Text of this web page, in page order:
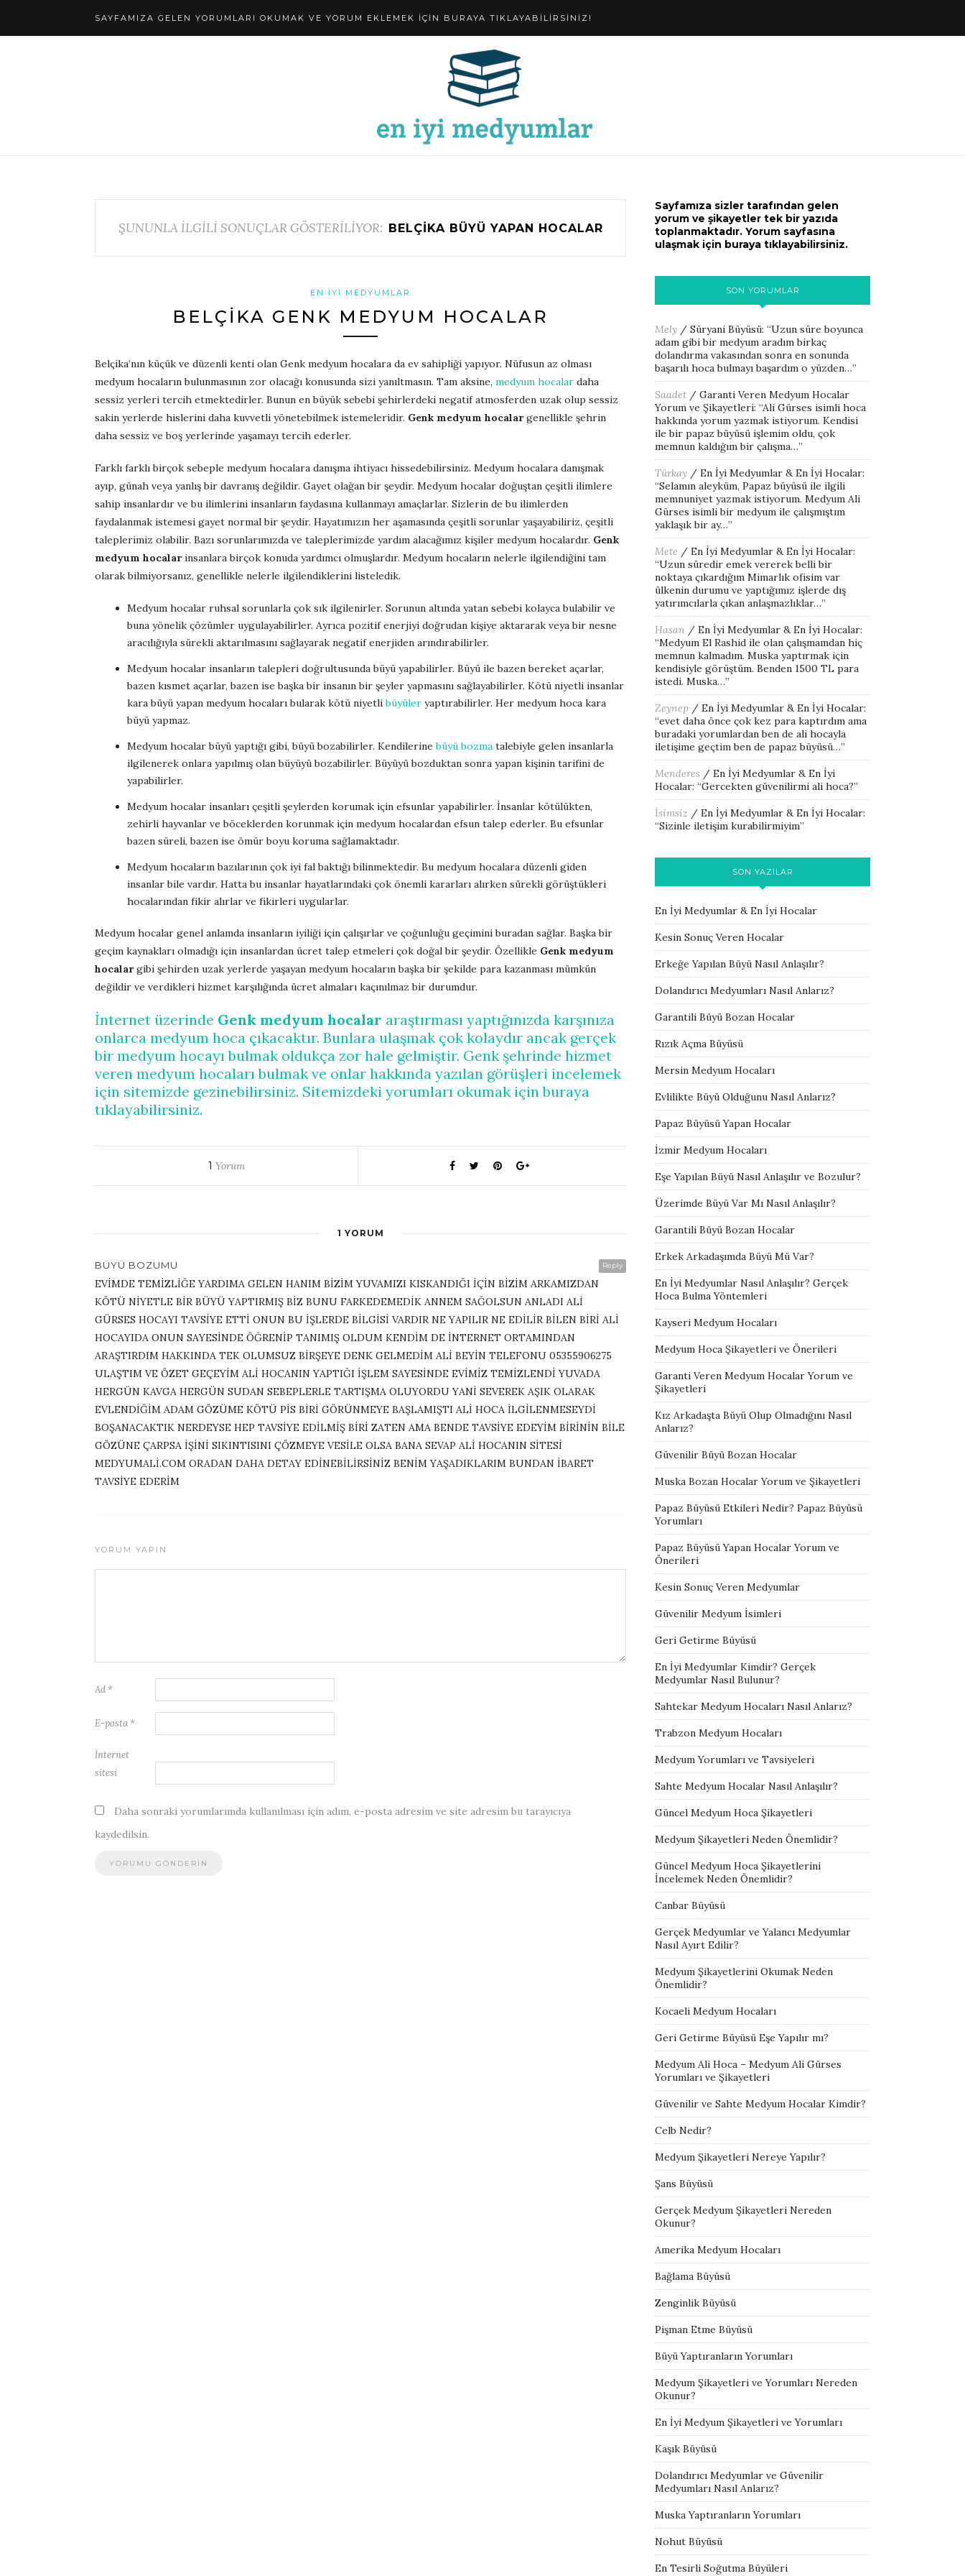
SAYFAMIZA GELEN YORUMLARI OKUMAK VE YORUM EKLEMEK IÇIN BURAYA TIKLAYABILIRSINIZ!
ŞUNUNLA İLGİLİ SONUÇLAR GÖSTERİLİYOR: BELÇIKA BÜYÜ YAPAN HOCALAR
EN İYI MEDYUMLAR
BELÇIKA GENK MEDYUM HOCALAR
Belçika’nın küçük ve düzenli kenti olan Genk medyum hocalara da ev sahipliği yapıyor. Nüfusun az olması
medyum hocaların bulunmasının zor olacağı konusunda sizi yanıltmasın. Tam aksine, medyum hocalar daha
sessiz yerleri tercih etmektedirler. Bunun en büyük sebebi şehirlerdeki negatif atmosferden uzak olup sessiz
sakin yerlerde hislerini daha kuvvetli yönetebilmek istemeleridir. Genk medyum hocalargenellikle şehrin
daha sessiz ve boş yerlerinde yaşamayı tercih ederler.
Farklı farklı birçok sebeple medyum hocalara danışma ihtiyacı hissedebilirsiniz. Medyum hocalara danışmak
ayıp, günah veya yanlış bir davranış değildir. Gayet olağan bir şeydir. Medyum hocalar doğuştan çeşitli ilimlere
sahip insanlardır ve bu ilimlerini insanların faydasına kullanmayı amaçlarlar. Sizlerin de bu ilimlerden
faydalanmak istemesi gayet normal bir şeydir. Hayatımızın her aşamasında çeşitli sorunlar yaşayabiliriz, çeşitli
taleplerimiz olabilir. Bazı sorunlarımızda ve taleplerimizde yardım alacağımız kişiler medyum hocalardır. Genk
medyum hocalarinsanlara birçok konuda yardımcı olmuşlardır. Medyum hocaların nelerle ilgilendiğini tam
olarak bilmiyorsanız, genellikle nelerle ilgilendiklerini listeledik.
Medyum hocalar ruhsal sorunlarla çok sık ilgilenirler. Sorunun altında yatan sebebi kolayca bulabilir ve
buna yönelik çözümler uygulayabilirler. Ayrıca pozitif enerjiyi doğrudan kişiye aktararak veya bir nesne
aracılığıyla sürekli aktarılmasını sağlayarak negatif enerjiden arındırabilirler.
Medyum hocalar insanların talepleri doğrultusunda büyü yapabilirler. Büyü ile bazen bereket açarlar,
bazen kısmet açarlar, bazen ise başka bir insanın bir şeyler yapmasını sağlayabilirler. Kötü niyetli insanlar
kara büyü yapan medyum hocaları bularak kötü niyetlibüyüler yaptırabilirler. Her medyum hoca kara
büyü yapmaz.
Medyum hocalar büyü yaptığı gibi, büyü bozabilirler. Kendilerinebüyü bozma talebiyle gelen insanlarla
ilgilenerek onlara yapılmış olan büyüyü bozabilirler. Büyüyü bozduktan sonra yapan kişinin tarifini de
yapabilirler.
Medyum hocalar insanları çeşitli şeylerden korumak için efsunlar yapabilirler. İnsanlar kötülükten,
zehirli hayvanlar ve böceklerden korunmak için medyum hocalardan efsun talep ederler. Bu efsunlar
bazen süreli, bazen ise ömür boyu koruma sağlamaktadır.
Medyum hocaların bazılarının çok iyi fal baktığı bilinmektedir. Bu medyum hocalara düzenli giden
insanlar bile vardır. Hatta bu insanlar hayatlarındaki çok önemli kararları alırken sürekli görüştükleri
hocalarından fikir alırlar ve fikirleri uygularlar.
Medyum hocalar genel anlamda insanların iyiliği için çalışırlar ve çoğunluğu geçimini buradan sağlar. Başka bir
geçim kaynakları olmadığı için insanlardan ücret talep etmeleri çok doğal bir şeydir. Özellikle Genk medyum
hocalargibi şehirden uzak yerlerde yaşayan medyum hocaların başka bir şekilde para kazanması mümkün
değildir ve verdikleri hizmet karşılığında ücret almaları kaçınılmaz bir durumdur.
İnternet üzerinde Genk medyum hocalar araştırması yaptığınızda karşınıza
onlarca medyum hoca çıkacaktır. Bunlara ulaşmak çok kolaydır ancak gerçek
bir medyum hocayı bulmak oldukça zor hale gelmiştir. Genk şehrinde hizmet
veren medyum hocaları bulmak ve onlar hakkında yazılan görüşleri incelemek
için sitemizde gezinebilirsiniz. Sitemizdeki yorumları okumak için buraya
tıklayabilirsiniz.
1 Yorum
1 YORUM
Reply
BÜYÜ BOZUMU
EVİMDE TEMİZLİĞE YARDIMA GELEN HANIM BİZİM YUVAMIZI KISKANDIĞI İÇİN BİZİM ARKAMIZDAN
KÖTÜ NİYETLE BİR BÜYÜ YAPTIRMIŞ BİZ BUNU FARKEDEMEDİK ANNEM SAĞOLSUN ANLADI ALİ
GÜRSES HOCAYI TAVSİYE ETTİ ONUN BU İŞLERDE BİLGİSİ VARDIR NE YAPILIR NE EDİLİR BİLEN BİRİ ALİ
HOCAYIDA ONUN SAYESİNDE ÖĞRENİP TANIMIŞ OLDUM KENDİM DE İNTERNET ORTAMINDAN
ARAŞTIRDIM HAKKINDA TEK OLUMSUZ BİRŞEYE DENK GELMEDİM ALİ BEYİN TELEFONU 05355906275
ULAŞTIM VE ÖZET GEÇEYİM ALİ HOCANIN YAPTIĞI İŞLEM SAYESİNDE EVİMİZ TEMİZLENDİ YUVADA
HERGÜN KAVGA HERGÜN SUDAN SEBEPLERLE TARTIŞMA OLUYORDU YANİ SEVEREK AŞIK OLARAK
EVLENDİĞİM ADAM GÖZÜME KÖTÜ PİS BİRİ GÖRÜNMEYE BAŞLAMIŞTI ALİ HOCA İLGİLENMESEYDİ
BOŞANACAKTIK NERDEYSE HEP TAVSİYE EDİLMİŞ BİRİ ZATEN AMA BENDE TAVSİYE EDEYİM BİRİNİN BİLE
GÖZÜNE ÇARPSA İŞİNİ SIKINTISINI ÇÖZMEYE VESİLE OLSA BANA SEVAP ALİ HOCANIN SİTESİ
MEDYUMALİ.COM ORADAN DAHA DETAY EDİNEBİLİRSİNİZ BENİM YAŞADIKLARIM BUNDAN İBARET
TAVSİYE EDERİM
YORUM YAPIN
Ad *
E-posta *
İnternet
sitesi
Daha sonraki yorumlarımda kullanılması için adım, e-posta adresim ve site adresim bu tarayıcıya
kaydedilsin.
Sayfamıza sizler tarafından gelen
yorum ve şikayetler tek bir yazıda
toplanmaktadır. Yorum sayfasına
ulaşmak için buraya tıklayabilirsiniz.
SON YORUMLAR
Mely / Süryani Büyüsü: “Uzun süre boyunca
adam gibi bir medyum aradım birkaç
dolandırma vakasından sonra en sonunda
başarılı hoca bulmayı başardım o yüzden…”
Saadet / Garanti Veren Medyum Hocalar
Yorum ve Şikayetleri: “Ali Gürses isimli hoca
hakkında yorum yazmak istiyorum. Kendisi
ile bir papaz büyüsü işlemim oldu, çok
memnun kaldığım bir çalışma…”
Türkay / En İyi Medyumlar & En İyi Hocalar:
“Selamın aleyküm, Papaz büyüsü ile ilgili
memnuniyet yazmak istiyorum. Medyum Ali
Gürses isimli bir medyum ile çalışmıştım
yaklaşık bir ay…”
Mete / En İyi Medyumlar & En İyi Hocalar:
“Uzun süredir emek vererek belli bir
noktaya çıkardığım Mimarlık ofisim var
ülkenin durumu ve yaptığımız işlerde dış
yatırımcılarla çıkan anlaşmazlıklar…”
Hasan / En İyi Medyumlar & En İyi Hocalar:
“Medyum El Rashid ile olan çalışmamdan hiç
memnun kalmadım. Muska yaptırmak için
kendisiyle görüştüm. Benden 1500 TL para
istedi. Muska…”
Zeynep / En İyi Medyumlar & En İyi Hocalar:
“evet daha önce çok kez para kaptırdım ama
buradaki yorumlardan ben de ali hocayla
iletişime geçtim ben de papaz büyüsü…”
Menderes / En İyi Medyumlar & En İyi
Hocalar: “Gercekten güvenilirmi ali hoca?”
İsimsiz / En İyi Medyumlar & En İyi Hocalar:
“Sizinle iletişim kurabilirmiyim”
SON YAZILAR
En İyi Medyumlar & En İyi Hocalar
Kesin Sonuç Veren Hocalar
Erkeğe Yapılan Büyü Nasıl Anlaşılır?
Dolandırıcı Medyumları Nasıl Anlarız?
Garantili Büyü Bozan Hocalar
Rızık Açma Büyüsü
Mersin Medyum Hocaları
Evlilikte Büyü Olduğunu Nasıl Anlarız?
Papaz Büyüsü Yapan Hocalar
İzmir Medyum Hocaları
Eşe Yapılan Büyü Nasıl Anlaşılır ve Bozulur?
Üzerimde Büyü Var Mı Nasıl Anlaşılır?
Garantili Büyü Bozan Hocalar
Erkek Arkadaşımda Büyü Mü Var?
En İyi Medyumlar Nasıl Anlaşılır? Gerçek
Hoca Bulma Yöntemleri
Kayseri Medyum Hocaları
Medyum Hoca Şikayetleri ve Önerileri
Garanti Veren Medyum Hocalar Yorum ve
Şikayetleri
Kız Arkadaşta Büyü Olup Olmadığını Nasıl
Anlarız?
Güvenilir Büyü Bozan Hocalar
Muska Bozan Hocalar Yorum ve Şikayetleri
Papaz Büyüsü Etkileri Nedir? Papaz Büyüsü
Yorumları
Papaz Büyüsü Yapan Hocalar Yorum ve
Önerileri
Kesin Sonuç Veren Medyumlar
Güvenilir Medyum İsimleri
Geri Getirme Büyüsü
En İyi Medyumlar Kimdir? Gerçek
Medyumlar Nasıl Bulunur?
Sahtekar Medyum Hocaları Nasıl Anlarız?
Trabzon Medyum Hocaları
Medyum Yorumları ve Tavsiyeleri
Sahte Medyum Hocalar Nasıl Anlaşılır?
Güncel Medyum Hoca Şikayetleri
Medyum Şikayetleri Neden Önemlidir?
Güncel Medyum Hoca Şikayetlerini
İncelemek Neden Önemlidir?
Canbar Büyüsü
Gerçek Medyumlar ve Yalancı Medyumlar
Nasıl Ayırt Edilir?
Medyum Şikayetlerini Okumak Neden
Önemlidir?
Kocaeli Medyum Hocaları
Geri Getirme Büyüsü Eşe Yapılır mı?
Medyum Ali Hoca – Medyum Ali Gürses
Yorumları ve Şikayetleri
Güvenilir ve Sahte Medyum Hocalar Kimdir?
Celb Nedir?
Medyum Şikayetleri Nereye Yapılır?
Şans Büyüsü
Gerçek Medyum Şikayetleri Nereden
Okunur?
Amerika Medyum Hocaları
Bağlama Büyüsü
Zenginlik Büyüsü
Pişman Etme Büyüsü
Büyü Yaptıranların Yorumları
Medyum Şikayetleri ve Yorumları Nereden
Okunur?
En İyi Medyum Şikayetleri ve Yorumları
Kaşık Büyüsü
Dolandırıcı Medyumlar ve Güvenilir
Medyumları Nasıl Anlarız?
Muska Yaptıranların Yorumları
Nohut Büyüsü
En Tesirli Soğutma Büyüleri